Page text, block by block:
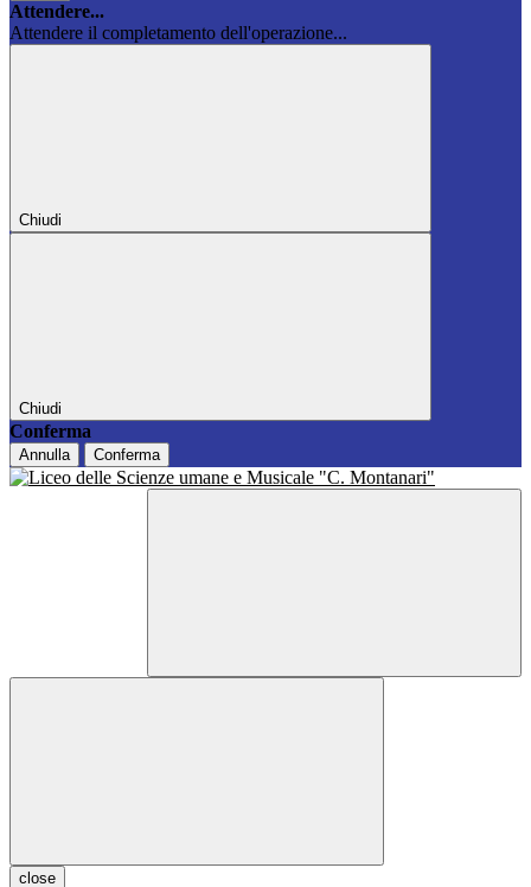
Attendere...
Attendere il completamento dell'operazione...
Chiudi
Chiudi
Conferma
Annulla Conferma
close